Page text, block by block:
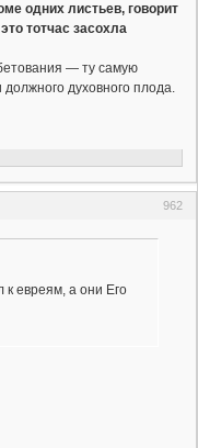
одних листьев, говорит
тотчас засохла
— ту самую
духовного плода.
962
к евреям, а они Его